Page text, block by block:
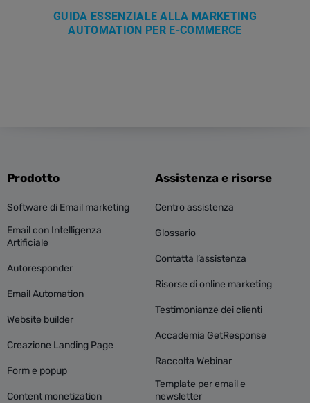
GUIDA ESSENZIALE ALLA MARKETING
AUTOMATION PER E-COMMERCE
Prodotto
Software di Email marketing
Email con Intelligenza
Artificiale
Autoresponder
Email Automation
Website builder
Creazione Landing Page
Form e popup
Content monetization
Assistenza e risorse
Centro assistenza
Glossario
Contatta l’assistenza
Risorse di online marketing
Testimonianze dei clienti
Accademia GetResponse
Raccolta Webinar
Template per email e
newsletter